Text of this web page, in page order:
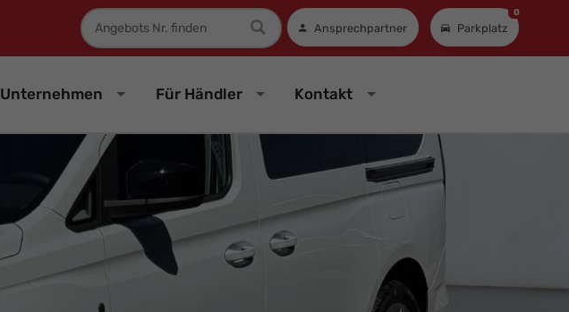
Fahrzeugnummer
Ansprechpartner Parkplatz
0
Unternehmen Für Händler Kontakt